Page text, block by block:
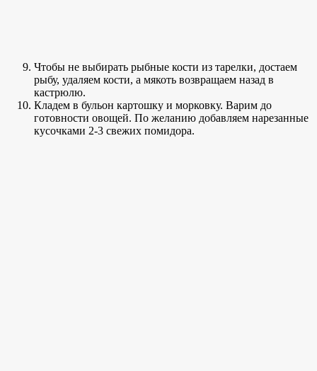
Чтобы не выбирать рыбные кости из тарелки, достаем
рыбу, удаляем кости, а мякоть возвращаем назад в
кастрюлю.
Кладем в бульон картошку и морковку. Варим до
готовности овощей. По желанию добавляем нарезанные
кусочками 2-3 свежих помидора.